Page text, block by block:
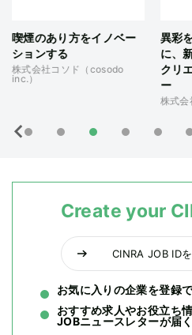
異彩を放つ作家ととも
に、新しい文化をつくる
クリエイティブカンパニ
ー
世の
ティ
株式
Create your
CINRA JOB ID
お気に入りの企業を登録
おすすめ求人やお役立ち
JOBニュースレターが届く